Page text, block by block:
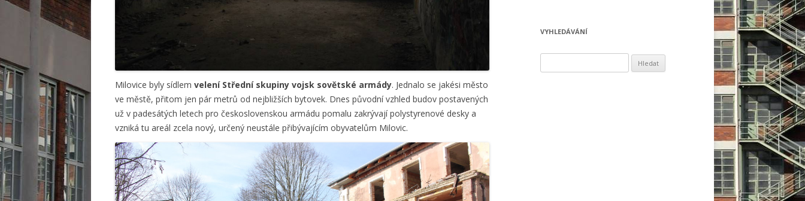
Milovice byly sídlem velení Střední skupiny vojsk sovětské armády. Jednalo se jakési město
ve městě, přitom jen pár metrů od nejbližších bytovek. Dnes původní vzhled budov postavených
už v padesátých letech pro československou armádu pomalu zakrývají polystyrenové desky a
vzniká tu areál zcela nový, určený neustále přibývajícím obyvatelům Milovic.
VYHLEDÁVÁNÍ